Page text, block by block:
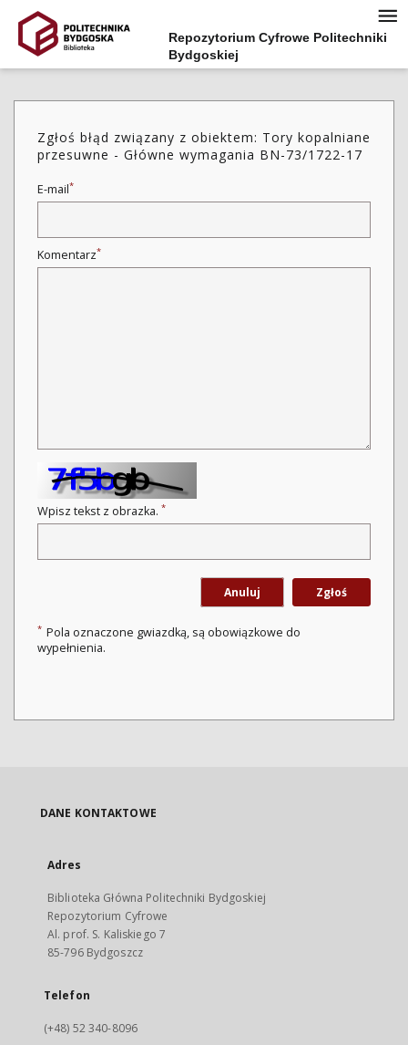
Repozytorium Cyfrowe Politechniki
Bydgoskiej
Zgłoś błąd związany z obiektem: Tory kopalniane
przesuwne - Główne wymagania BN-73/1722-17
E-mail*
Komentarz*
Wpisz tekst z obrazka. *
Anuluj Zgłoś
* Pola oznaczone gwiazdką, są obowiązkowe do
wypełnienia.
DANE KONTAKTOWE
Adres
Biblioteka Główna Politechniki Bydgoskiej
Repozytorium Cyfrowe
Al. prof. S. Kaliskiego 7
85-796 Bydgoszcz
Telefon
(+48) 52 340-8096